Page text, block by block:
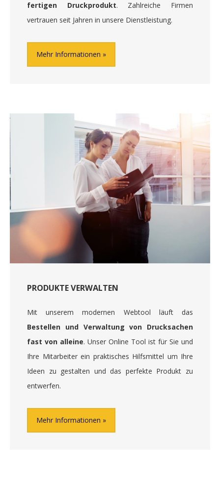
fertigen Druckprodukt. Zahlreiche Firmen
vertrauen seit Jahren in unsere Dienstleistung.
Mehr Informationen
PRODUKTE VERWALTEN
Mit unserem modernen Webtool läuft das
Bestellen und Verwaltung von Drucksachen
fast von alleine. Unser Online Tool ist für Sie und
Ihre Mitarbeiter ein praktisches Hilfsmittel um Ihre
Ideen zu gestalten und das perfekte Produkt zu
entwerfen.
Mehr Informationen